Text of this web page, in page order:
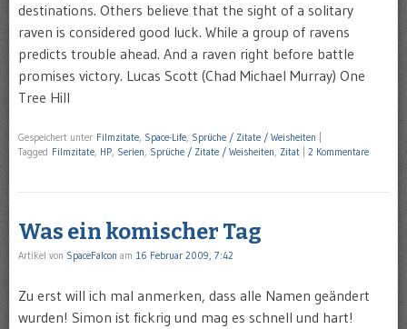
destinations. Others believe that the sight of a solitary
raven is considered good luck. While a group of ravens
predicts trouble ahead. And a raven right before battle
promises victory. Lucas Scott (Chad Michael Murray) One
Tree Hill
Gespeichert unter Filmzitate, Space-Life, Sprüche / Zitate / Weisheiten
Tagged Filmzitate, HP, Serien, Sprüche / Zitate / Weisheiten, Zitat 2 Kommentare
Was ein komischer Tag
Artikel von SpaceFalcon am 16 Februar 2009, 7:42
Zu erst will ich mal anmerken, dass alle Namen geändert
wurden! Simon ist fickrig und mag es schnell und hart!